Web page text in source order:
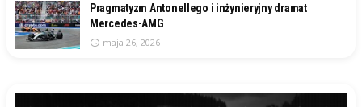
Pragmatyzm Antonellego i inżynieryjny dramat
Mercedes-AMG
maja 26, 2026